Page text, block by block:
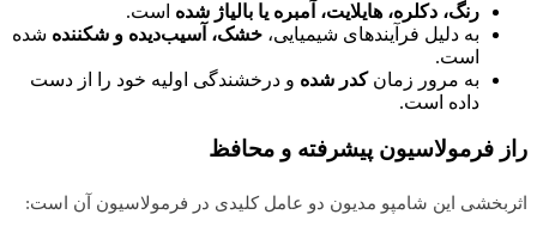
رنگ، دکلره، هایلایت، آمبره یا بالیاژ شده است.
به دلیل فرآیندهای شیمیایی، خشک، آسیب‌دیده و شکننده شده
است.
به مرور زمانکدر شده و درخشندگی اولیه خود را از دست
داده است.
راز فرمولاسیون پیشرفته و محافظ
اثربخشی این شامپو مدیون دو عامل کلیدی در فرمولاسیون آن است: